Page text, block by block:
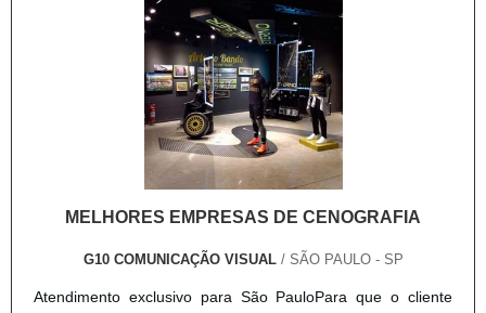
MELHORES EMPRESAS DE CENOGRAFIA
G10 COMUNICAÇÃO VISUAL/ SÃO PAULO - SP
Atendimento exclusivo para São PauloPara que o cliente